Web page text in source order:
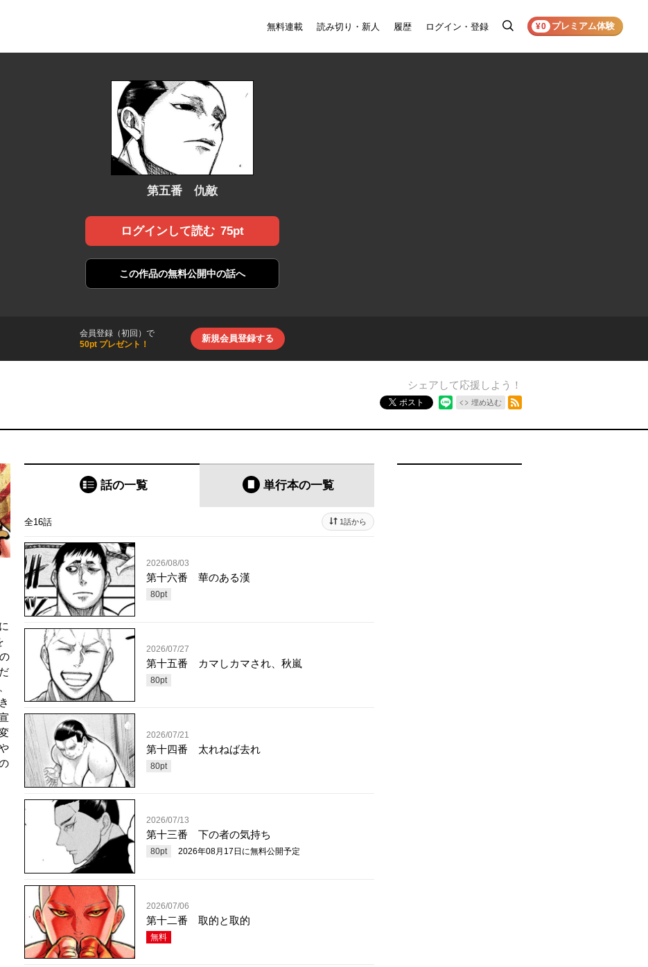
無料連載 読み切り・新人 履歴 ログイン・登録
検
¥0 プレミアム体験
第五番 仇敵
ログインして読む 75pt
この作品の無料公開中の話へ
会員登録（初回）で
50pt プレゼント！
新規会員登録する
シェアして応援しよう！
ポスト 埋め込む
話の一覧 単行本の一覧
全16話 1話から
2026/08/03
第十六番 華のある漢
80pt
2026/07/27
第十五番 カマしカマされ、秋嵐
80pt
2026/07/21
第十四番 太れねば去れ
80pt
2026/07/13
第十三番 下の者の気持ち
80pt 2026年08月17日 に無料公開予定
2026/07/06
第十二番 取的と取的
無料